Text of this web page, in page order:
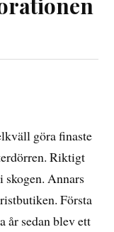
göra finaste
Riktigt
Annars
Första
år sedan blev ett